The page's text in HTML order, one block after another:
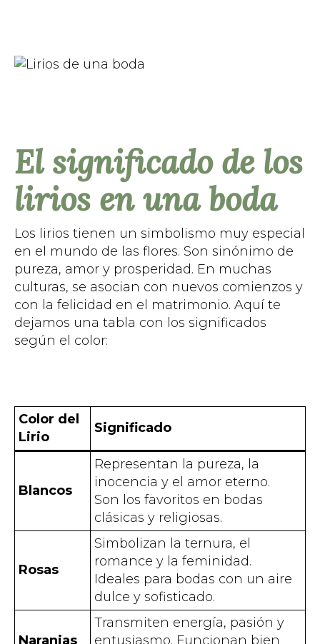
El significado de los
lirios en una boda
Los lirios tienen un simbolismo muy especial
en el mundo de las flores. Son sinónimo de
pureza, amor y prosperidad. En muchas
culturas, se asocian con nuevos comienzos y
con la felicidad en el matrimonio. Aquí te
dejamos una tabla con los significados
según el color:
Color del
Lirio
Significado
Blancos
Representan la pureza, la
inocencia y el amor eterno.
Son los favoritos en bodas
clásicas y religiosas.
Rosas
Simbolizan la ternura, el
romance y la feminidad.
Ideales para bodas con un aire
dulce y sofisticado.
Naranjas
Transmiten energía, pasión y
entusiasmo. Funcionan bien